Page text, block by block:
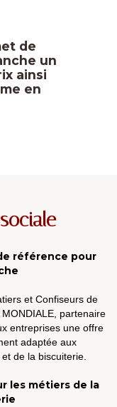
de
un
ainsi
en
référence pour
et Confiseurs de
MONDIALE, partenaire
entreprises une offre
adaptée aux
de la biscuiterie.
les métiers de la